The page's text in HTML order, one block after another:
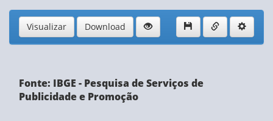
Visualizar Download
Fonte: IBGE - Pesquisa de Serviços de
Publicidade e Promoção